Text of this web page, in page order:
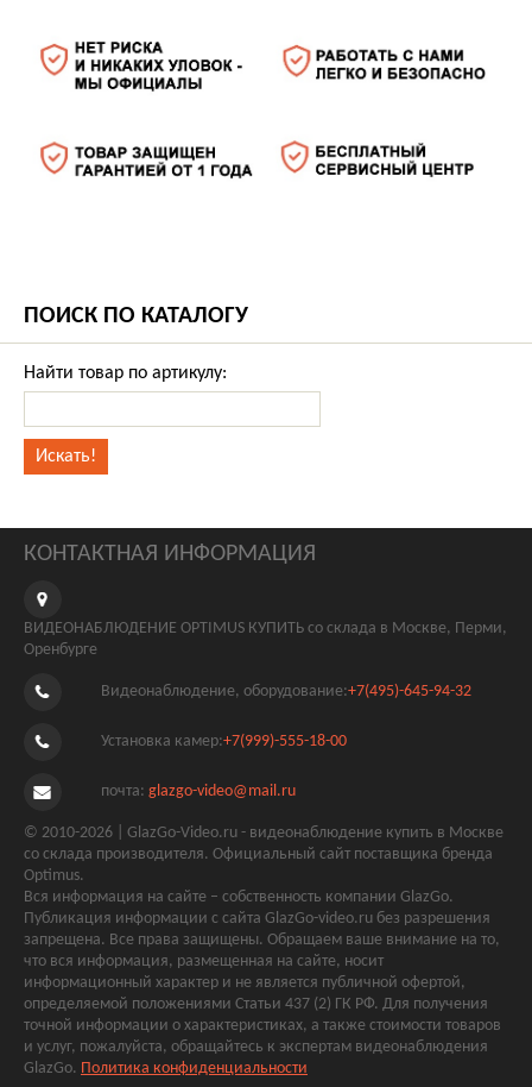
ПОИСК ПО КАТАЛОГУ
Найти товар по артикулу:
КОНТАКТНАЯ ИНФОРМАЦИЯ
ВИДЕОНАБЛЮДЕНИЕ OPTIMUS КУПИТЬ со склада в Москве, Перми,
Оренбурге
Видеонаблюдение, оборудование:+7(495)-645-94-32
Установка камер:+7(999)-555-18-00
почта: glazgo-video@mail.ru
© 2010-2026 | GlazGo-Video.ru - видеонаблюдение купить в Москве
со склада производителя. Официальный сайт поставщика бренда
Optimus.
Вся информация на сайте – собственность компании GlazGo.
Публикация информации с сайта GlazGo-video.ru без разрешения
запрещена. Все права защищены. Обращаем ваше внимание на то,
что вся информация, размещенная на сайте, носит
информационный характер и не является публичной офертой,
определяемой положениями Статьи 437 (2) ГК РФ. Для получения
точной информации о характеристиках, а также стоимости товаров
и услуг, пожалуйста, обращайтесь к экспертам видеонаблюдения
GlazGo. Политика конфиденциальности